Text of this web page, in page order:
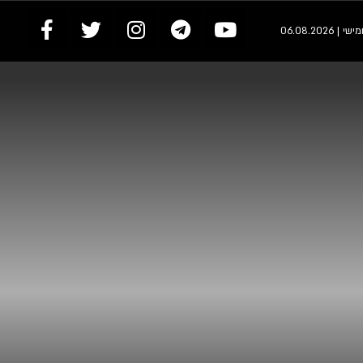
| 06.08.2026